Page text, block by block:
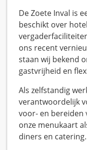
De Zoete Inval is
beschikt over
ons recent
staan wij bekend
gastvrijheid en
Als zelfstandig
verantwoordelijk
voor- en bereiden
onze menukaart
diners en catering.